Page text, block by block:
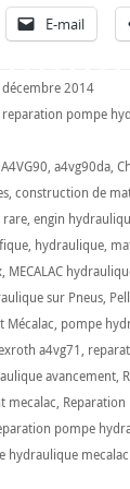
E-mail
2014
reparation pompe
A4VG90, a4vg90da,
, construction de
rare, engin
, hydraulique,
, MECALAC
sur Pneus,
Mécalac, pompe
a4vg71,
avancement,
mecalac,
pompe
hydraulique mecalac